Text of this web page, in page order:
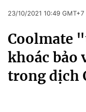
Chính trị
Xã hội
Pháp luật
Thể thao
Truyền hình
Văn hóa - Giải trí
Y tế
23/10/2021 10:49 GMT+7
Coolmate
khoác bảo
trong dịch